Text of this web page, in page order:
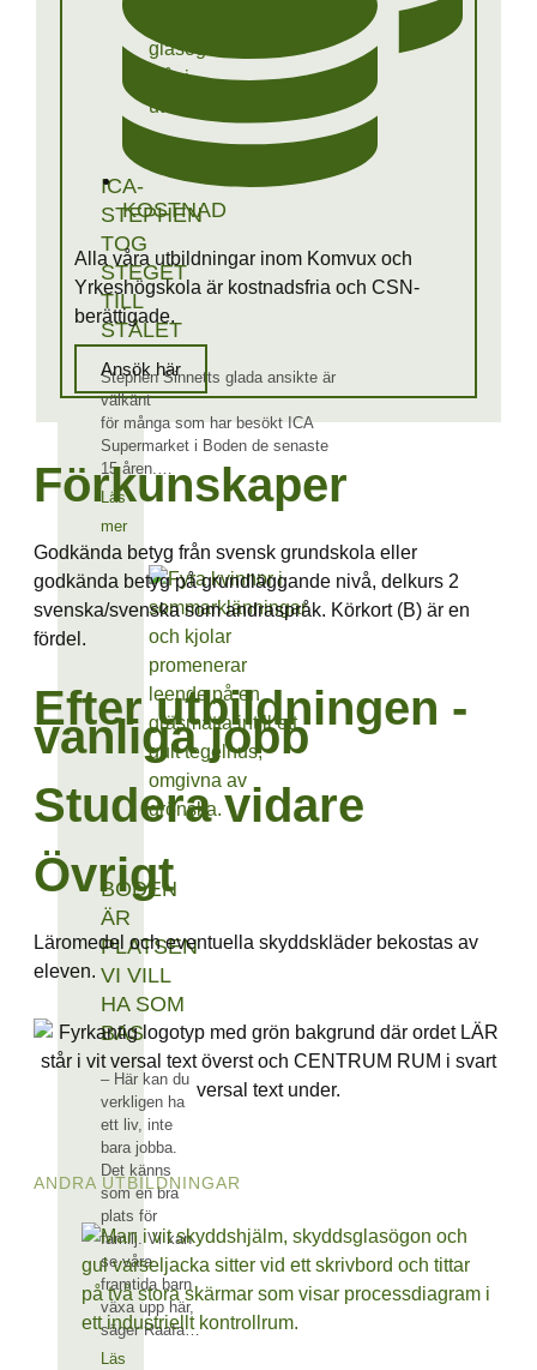
ICA-
STEPHEN
TOG
STEGET
TILL
STÅLET
Stephen Sinnetts glada ansikte är
välkänt
för många som har besökt ICA
Supermarket i Boden de senaste
15 åren.…
Läs
mer
BODEN
ÄR
PLATSEN
VI VILL
HA SOM
BAS
– Här kan du
verkligen ha
ett liv, inte
bara jobba.
Det känns
som en bra
plats för
familj. Vi kan
se våra
framtida barn
växa upp här,
säger Raafa…
Läs
KOSTNAD
Alla våra utbildningar inom Komvux och
Yrkeshögskola är kostnadsfria och CSN-
berättigade.
Ansök här
Förkunskaper
Godkända betyg från svensk grundskola eller
godkända betyg på grundläggande nivå, delkurs 2
svenska/svenska som andraspråk. Körkort (B) är en
fördel.
Efter utbildningen -
vanliga jobb
Studera vidare
Övrigt
Läromedel och eventuella skyddskläder bekostas av
eleven.
ANDRA UTBILDNINGAR